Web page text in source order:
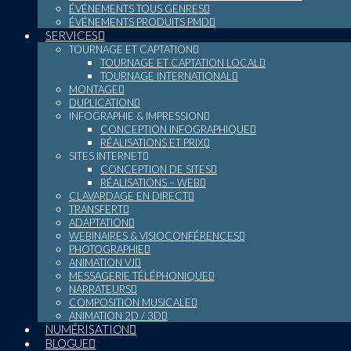
ÉVÉNEMENTS TOUS GENRES
ÉVÉNEMENTS PRODUITS PMD
SERVICES
TOURNAGE ET CAPTATION
TOURNAGE ET CAPTATION LOCAL
TOURNAGE INTERNATIONAL
MONTAGE
DUPLICATION
INFOGRAPHIE & IMPRESSION
CONCEPTION INFOGRAPHIQUE
RÉALISATIONS ET PRIX
SITES INTERNET
CONCEPTION DE SITES
RÉALISATIONS – WEB
CLAVARDAGE EN DIRECT
TRANSFERT
ADAPTATION
WEBINAIRES & VISIOCONFÉRENCES
PHOTOGRAPHIE
ANIMATION VJ
MESSAGERIE TÉLÉPHONIQUE
NARRATEURS
COMPOSITION MUSICALE
ANIMATION 2D / 3D
NUMÉRISATION
BLOGUE